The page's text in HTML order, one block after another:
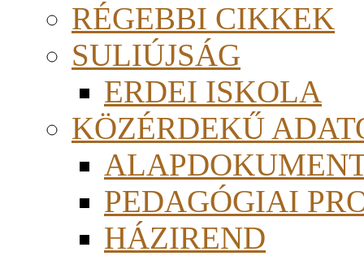
RÉGEBBI CIKKEK
SULIÚJSÁG
ERDEI ISKOLA
KÖZÉRDEKŰ
PEDAGÓGIAI
HÁZIREND